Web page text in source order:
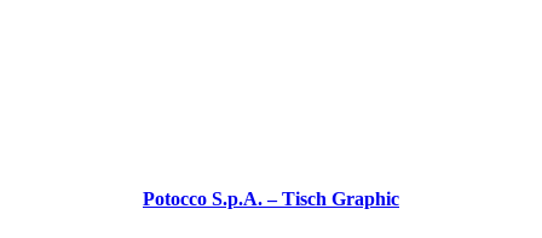
Potocco S.p.A. – Tisch Graphic